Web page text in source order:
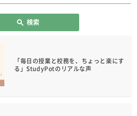
検索
「毎日の授業と校務を、ちょっと楽にす
る」StudyPotのリアルな声